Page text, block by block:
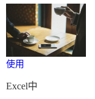
使用
Excel中